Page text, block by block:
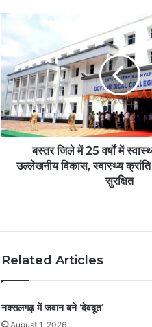
बस्तर जिले में 25 वर्षों में
उल्लेखनीय विकास, स्वास्थ्य
सुरक्षित
Related Articles
नक्सलगढ़ में जवान बने ‘देवदूत’
August 1, 2026